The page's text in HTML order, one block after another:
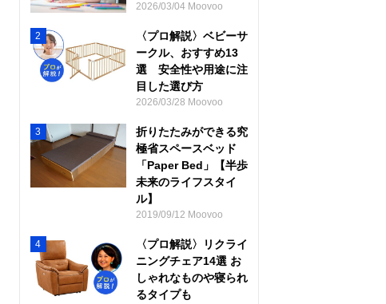
2026/03/04 Moovoo
2
〈プロ解説〉ベビーサ
ークル、おすすめ13
選 安全性や用途に注
目した選び方
2026/03/28 Moovoo
3
折りたたみができる究
極省スペースベッド
「Paper Bed」【半歩
未来のライフスタイ
ル】
2019/09/12 Moovoo
4
〈プロ解説〉リクライ
ニングチェア14選 お
しゃれなものや寝られ
るタイプも